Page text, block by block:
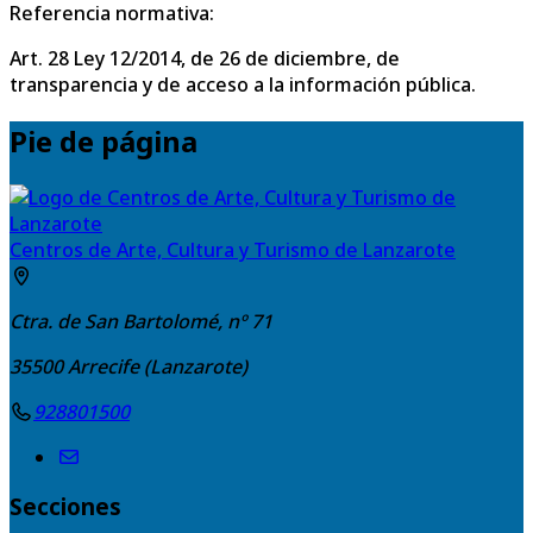
Referencia normativa:
Art. 28 Ley 12/2014, de 26 de diciembre, de
transparencia y de acceso a la información pública.
Pie de página
Centros de Arte, Cultura y Turismo de Lanzarote
Ctra. de San Bartolomé, nº 71
35500Arrecife (Lanzarote)
928801500
Secciones